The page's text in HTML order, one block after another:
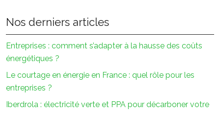
Nos derniers articles
Entreprises : comment s’adapter à la hausse des coûts
énergétiques ?
Le courtage en énergie en France : quel rôle pour les
entreprises ?
Iberdrola : électricité verte et PPA pour décarboner votre